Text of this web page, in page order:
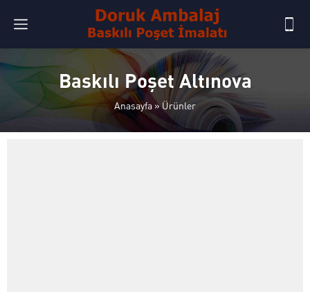
Baskılı Poşet Altınova
Anasayfa »Ürünler